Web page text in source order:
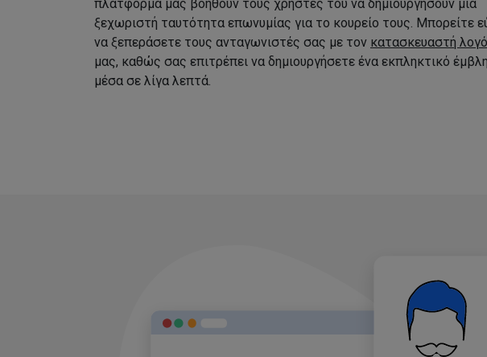
πλατφόρμα μας βοηθούν τους χρήστες του να δημιουργήσουν μια
ξεχωριστή ταυτότητα επωνυμίας για το κουρείο τους. Μπορείτε
να ξεπεράσετε τους ανταγωνιστές σας με τον κατασκευαστή
μας, καθώς σας επιτρέπει να δημιουργήσετε ένα εκπληκτικό
μέσα σε λίγα λεπτά.